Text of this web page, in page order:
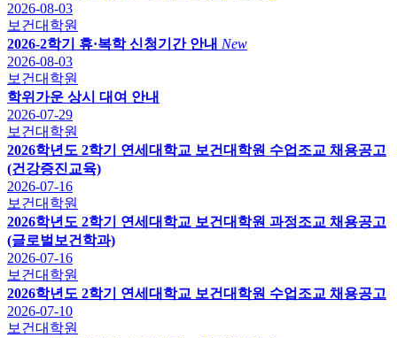
2026-08-03
보건대학원
2026-2학기 휴·복학 신청기간 안내 New
2026-08-03
보건대학원
학위가운 상시 대여 안내
2026-07-29
보건대학원
2026학년도 2학기 연세대학교 보건대학원 수업조교 채용공고
(건강증진교육)
2026-07-16
보건대학원
2026학년도 2학기 연세대학교 보건대학원 과정조교 채용공고
(글로벌보건학과)
2026-07-16
보건대학원
2026학년도 2학기 연세대학교 보건대학원 수업조교 채용공고
2026-07-10
보건대학원